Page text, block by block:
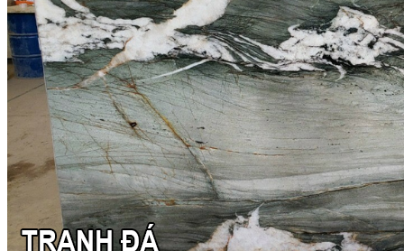
Đá Ốp Bếp
Đá Ốp Bếp Tự Nhiên
Tranh đá
Tranh Đá Marble Đối Xứng
Tranh Đá Thạch Anh Đối Xứng
Tranh Đá Sơn Thủy Xuyên Sáng
Tranh Đá Granite Đối Xứng
Tranh Đá Xuyên Sáng Onyx